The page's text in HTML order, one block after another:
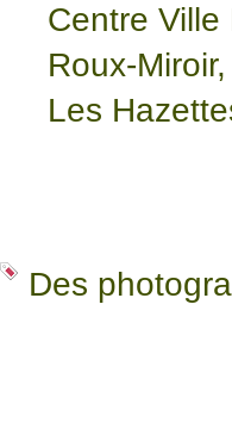
Centre Ville
Roux-
Les
Des